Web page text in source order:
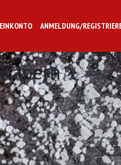
ANMELDUNG/
Kapern